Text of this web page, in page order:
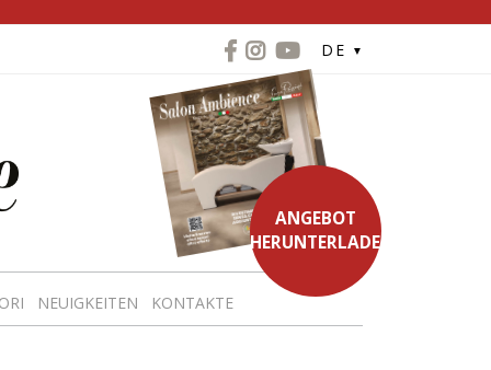
ANGEBOT
HERUNTERLADEN
NEUIGKEITEN KONTAKTE
DE